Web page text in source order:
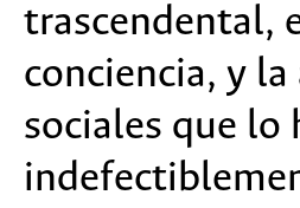
trascendental,
conciencia, y
sociales que lo